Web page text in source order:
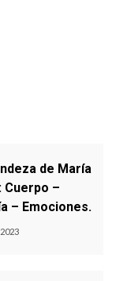
de María
Cuerpo –
– Emociones.